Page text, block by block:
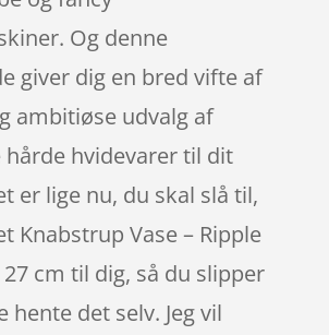
Og denne
giver dig en bred vifte af
ambitiøse udvalg af
hvidevarer til dit
er lige nu, du skal slå til,
Knabstrup Vase – Ripple
27 cm til dig, så du slipper
hente det selv. Jeg vil